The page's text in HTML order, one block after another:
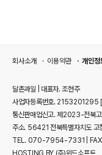
회사소개 이용약관 개인정
달촌과일 | 대표자. 조현주
사업자등록번호. 2153201295
통신판매업신고. 제2023-전북
주소. 56421 전북특별자치도 고
TEL. 070-7954-7331 |
HOSTING BY (주)위드소프트